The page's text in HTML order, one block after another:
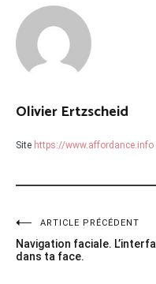
Olivier Ertzscheid
Site https://www.affordance.info
Navigation
de
ARTICLE PRÉCÉDENT
Navigation faciale.
dans ta face.